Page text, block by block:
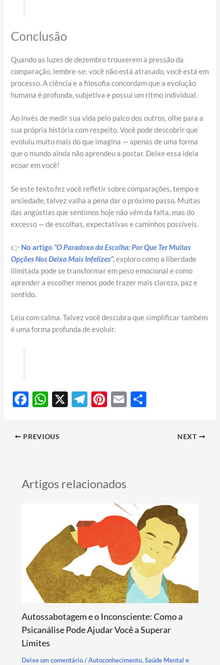
Conclusão
Quando as luzes de dezembro trouxerem a pressão da
comparação, lembre-se: você não está atrasado, você está em
processo. A ciência e a filosofia concordam que a evolução
humana é profunda, subjetiva e possui um ritmo individual.
Ao invés de medir sua vida pelo palco dos outros, olhe para a
sua própria história com respeito. Você pode descobrir que
evoluiu muito mais do que imagina — apenas de uma forma
que o mundo ainda não aprendeu a postar. Deixe essa ideia
ecoar em você!
Se este texto fez você refletir sobre comparações, tempo e
ansiedade, talvez valha a pena dar o próximo passo. Muitas
das angústias que sentimos hoje não vêm da falta, mas do
excesso — de escolhas, expectativas e caminhos possíveis.
👉 No artigo “O Paradoxo da Escolha: Por Que Ter Muitas
Opções Nos Deixa Mais Infelizes”,exploro como a liberdade
ilimitada pode se transformar em peso emocional e como
aprender a escolher menos pode trazer mais clareza, paz e
sentido.
Leia com calma. Talvez você descubra que simplificar também
é uma forma profunda de evoluir.
F
e
o
k
W
at
p
p
X
T
m
Pi E
PREVIOUS NEXT
Artigos relacionados
Autossabotagem e o Inconsciente: Como a
Psicanálise Pode Ajudar Você a Superar
Limites
Deixe um comentário /Autoconhecimento,Saúde Mental e